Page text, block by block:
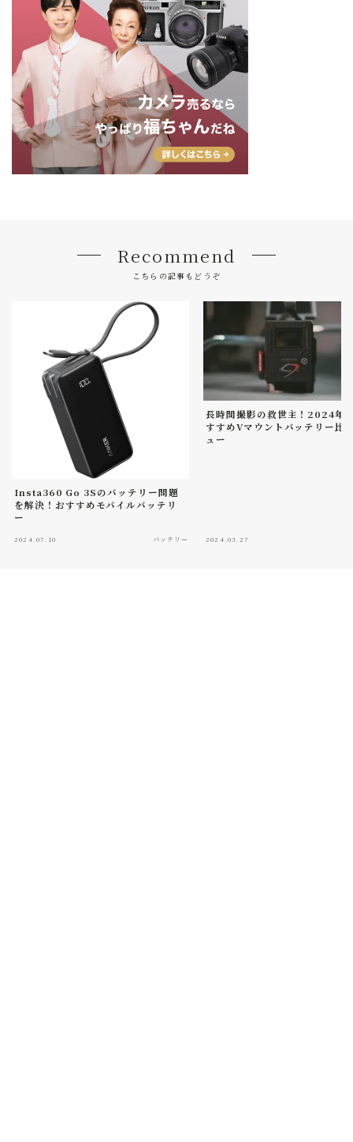
Recommend
こちらの記事もどうぞ
Insta360 Go 3Sのバッテリー問題
を解決！おすすめモバイルバッテリ
ー
2024.07.10 バッテリー
長時間撮影の救世主！2024年
すすめVマウントバッテリー比
ュー
2024.03.27